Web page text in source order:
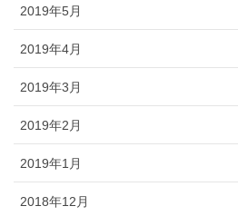
2019年5月
2019年4月
2019年3月
2019年2月
2019年1月
2018年12月